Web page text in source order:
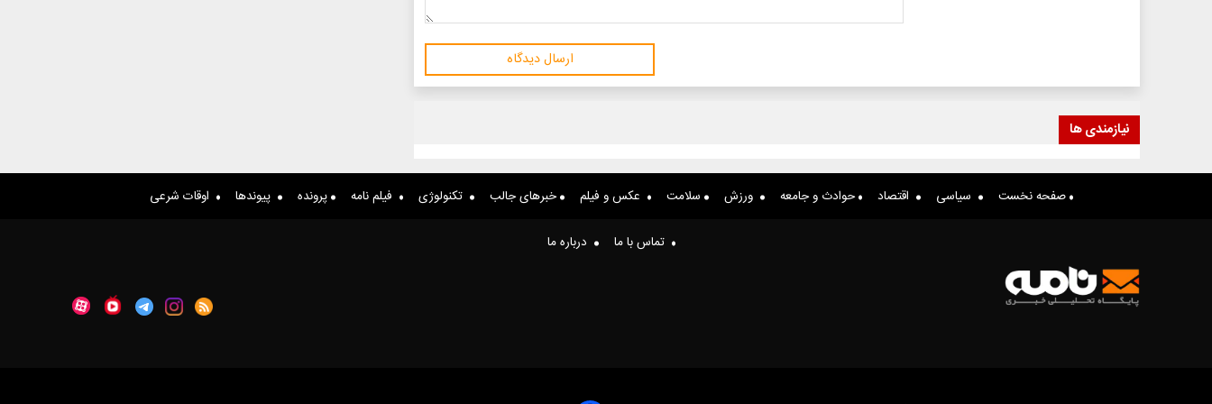
ارسال دیدگاه
نیازمندی ها
صفحه نخست سیاسی اقتصاد حوادث و جامعه ورزش سلامت عکس و فیلم خبرهای جالب تکنولوژی فیلم نامه پرونده پیوندها اوقات شرعی
تماس با ما درباره ما